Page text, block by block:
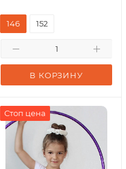
В КОРЗИНУ
146 152
Стоп цена